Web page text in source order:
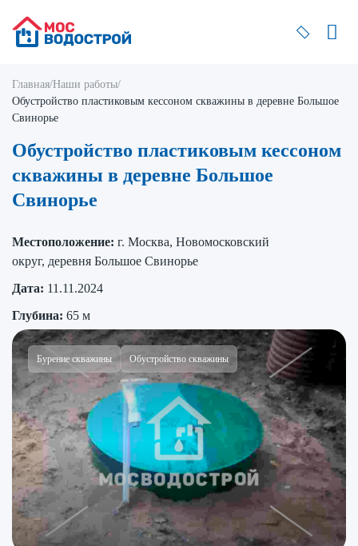
Главная/Наши работы/
Обустройство пластиковым кессоном скважины в деревне Большое
Свинорье
Обустройство пластиковым кессоном
скважины в деревне Большое
Свинорье
Местоположение: г. Москва, Новомосковский
округ, деревня Большое Свинорье
Дата: 11.11.2024
Глубина: 65 м
Бурение скважины Обустройство скважины